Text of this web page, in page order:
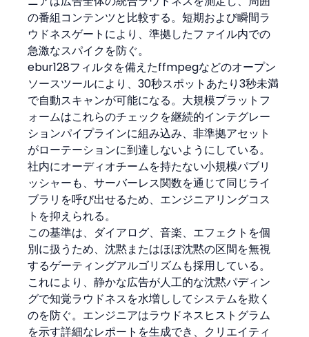
の番組コンテンツと比較する。短期および瞬間ラ
ウドネスゲートにより、準拠したファイル内での
急激なスパイクを防ぐ。
ebur128フィルタを備えたffmpegなどのオープン
ソースツールにより、30秒スポットあたり3秒未満
で自動スキャンが可能になる。大規模プラットフ
ォームはこれらのチェックを継続的インテグレー
ションパイプラインに組み込み、非準拠アセット
がローテーションに到達しないようにしている。
社内にオーディオチームを持たない小規模パブリ
ッシャーも、サーバーレス関数を通じて同じライ
ブラリを呼び出せるため、エンジニアリングコス
トを抑えられる。
この基準は、ダイアログ、音楽、エフェクトを個
別に扱うため、沈黙またはほぼ沈黙の区間を無視
するゲーティングアルゴリズムも採用している。
これにより、静かな広告が人工的な沈黙パディン
グで知覚ラウドネスを水増ししてシステムを欺く
のを防ぐ。エンジニアはラウドネスヒストグラム
を示す詳細なレポートを生成でき、クリエイティ